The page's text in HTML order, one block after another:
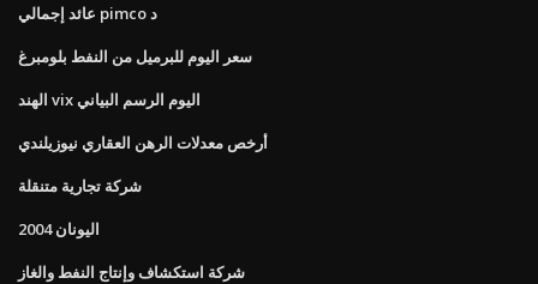
عائد إجمالي pimco د
سعر اليوم للبرميل من النفط بلومبرغ
الهند vix اليوم الرسم البياني
أرخص معدلات الرهن العقاري نيوزيلندي
شركة تجارية متنقلة
اليونان 2004
شركة استكشاف وإنتاج النفط والغاز